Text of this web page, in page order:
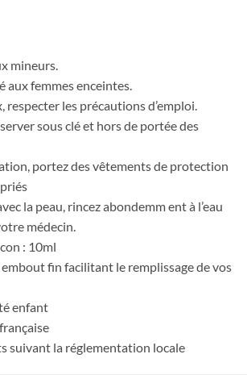
mineurs.
aux femmes enceintes.
respecter les précautions d’emploi.
sous clé et hors de portée des
portez des vêtements de protection
la peau, rincez abondemm ent à l’eau
médecin.
: 10ml
embout fin facilitant le remplissage de vos
enfant
suivant la réglementation locale